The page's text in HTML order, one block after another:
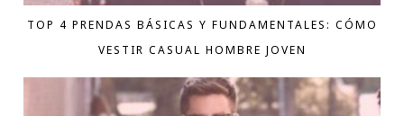
TOP 4 PRENDAS BÁSICAS Y FUNDAMENTALES: CÓMO
VESTIR CASUAL HOMBRE JOVEN